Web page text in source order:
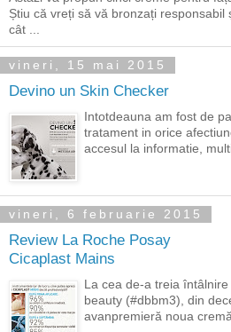
Știu că vreți să vă bronzați responsabil
cât ...
vineri, 15 mai 2015
Devino un Skin Checker
Intotdeauna am fost de
tratament in orice
accesul la informatie,
vineri, 6 februarie 2015
Review La Roche Posay
Cicaplast Mains
La cea de-a treia
beauty (#dbbm3), din
avanpremieră noua